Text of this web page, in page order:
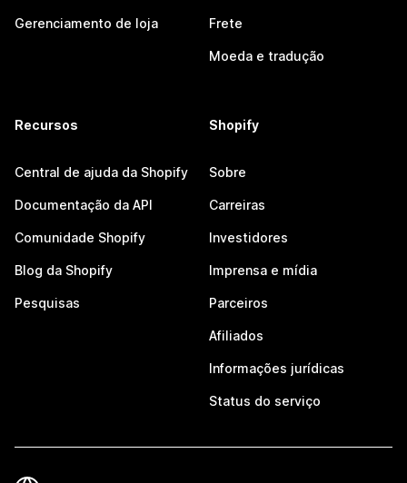
Gerenciamento de loja Frete
Moeda e tradução
Recursos
Central de ajuda da Shopify
Documentação da API
Comunidade Shopify
Blog da Shopify
Pesquisas
Shopify
Sobre
Carreiras
Investidores
Imprensa e mídia
Parceiros
Afiliados
Informações jurídicas
Status do serviço